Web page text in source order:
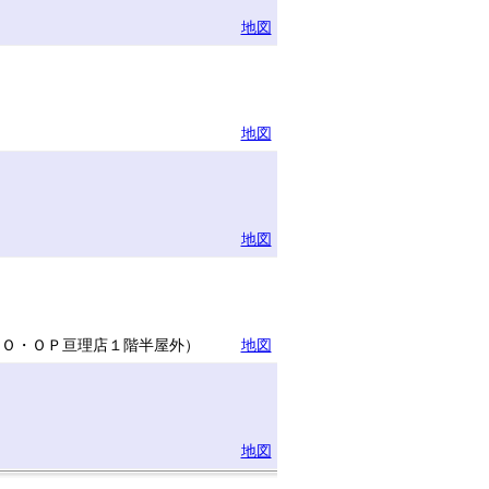
地図
地図
地図
ＯＰ亘理店１階半屋外）
地図
地図